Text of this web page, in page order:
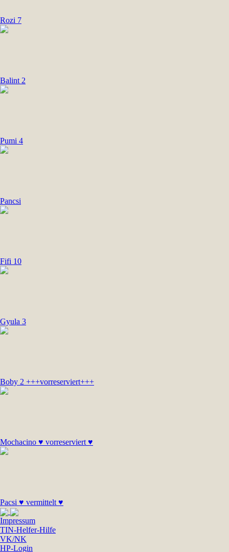
Rozi 7
Balint 2
Pumi 4
Pancsi
Fifi 10
Gyula 3
Boby 2 +++vorreserviert+++
Mochacino ♥ vorreserviert ♥
Pacsi ♥ vermittelt ♥
Impressum
TIN-Helfer-Hilfe
VK/NK
HP-Login